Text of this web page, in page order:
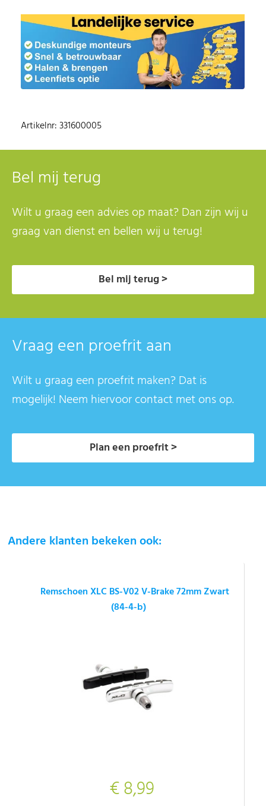
Artikelnr: 331600005
Bel mij terug
Wilt u graag een advies op maat? Dan zijn wij u
graag van dienst en bellen wij u terug!
Bel mij terug >
Vraag een proefrit aan
Wilt u graag een proefrit maken? Dat is
mogelijk! Neem hiervoor contact met ons op.
Plan een proefrit >
Andere klanten bekeken ook:
Remschoen XLC BS-V02 V-Brake 72mm Zwart
(84-4-b)
€ 8,99